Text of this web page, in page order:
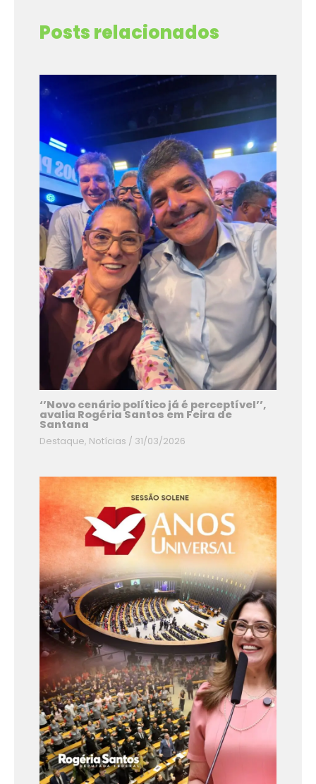
Posts relacionados
‘’Novo cenário político já é perceptível’’,
avalia Rogéria Santos em Feira de
Santana
Destaque, Notícias / 31/03/2026